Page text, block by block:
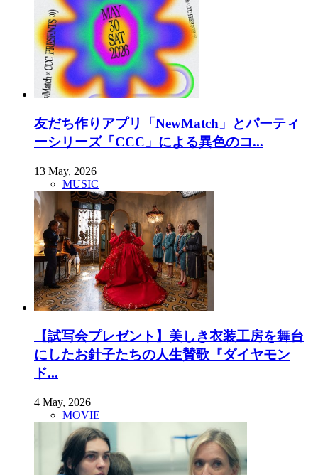
友だち作りアプリ「NewMatch」とパーティ
ーシリーズ「CCC」による異色のコ...
13 May, 2026
MUSIC
【試写会プレゼント】美しき衣装工房を舞台
にしたお針子たちの人生賛歌『ダイヤモン
ド...
4 May, 2026
MOVIE